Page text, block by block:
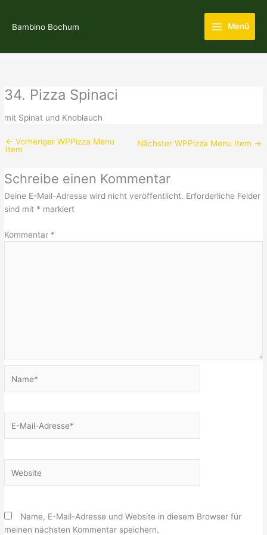
springen
Bambino Bochum
Main
Menu
Menü
34. Pizza Spinaci
mit Spinat und Knoblauch
← Vorheriger WPPizza Menu
Item
Nächster WPPizza Menu Item →
Schreibe einen Kommentar
Deine E-Mail-Adresse wird nicht veröffentlicht. Erforderliche Felder
sind mit * markiert
Kommentar *
Mail-
Name, E-Mail-Adresse und Website in diesem Browser für
meinen nächsten Kommentar speichern.